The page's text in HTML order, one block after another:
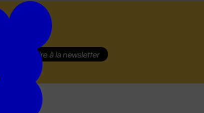
S'inscrire à la newsletter